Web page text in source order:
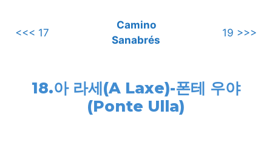
<<< 17
Camino
Sanabrés
19 >>>
18.아 라세(A Laxe)-폰테 우야
(Ponte Ulla)